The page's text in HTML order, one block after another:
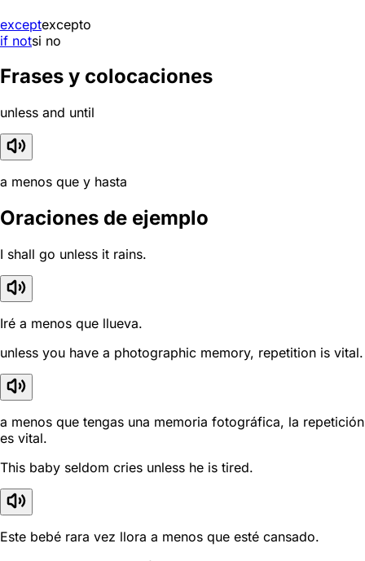
exceptexcepto
if notsi no
Frases y colocaciones
unless and until
a menos que y hasta
Oraciones de ejemplo
I shall go unless it rains.
Iré a menos que llueva.
unless you have a photographic memory, repetition is vital.
a menos que tengas una memoria fotográfica, la repetición
es vital.
This baby seldom cries unless he is tired.
Este bebé rara vez llora a menos que esté cansado.